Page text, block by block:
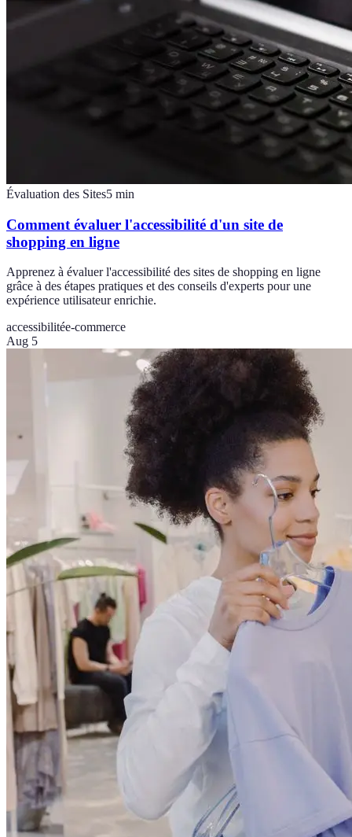
Évaluation des Sites5 min
Comment évaluer l'accessibilité d'un site de
shopping en ligne
Apprenez à évaluer l'accessibilité des sites de shopping en ligne
grâce à des étapes pratiques et des conseils d'experts pour une
expérience utilisateur enrichie.
accessibilitée-commerce
Aug 5